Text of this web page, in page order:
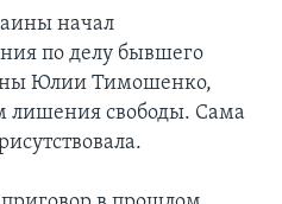
начал
по делу бывшего
Юлии Тимошенко,
лишения свободы. Сама